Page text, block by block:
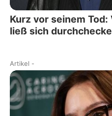
Kurz vor seinem
ließ sich
Artikel -